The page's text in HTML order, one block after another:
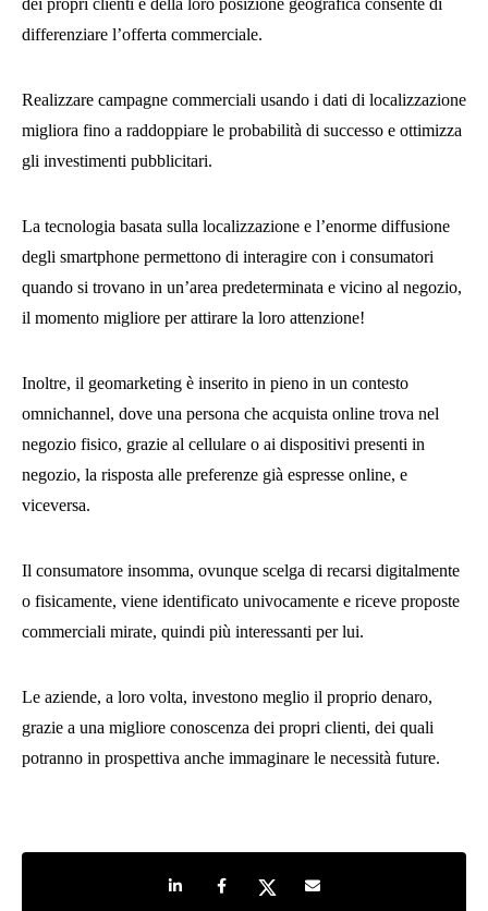
dei propri clienti e della loro posizione geografica consente di
differenziare l’offerta commerciale.
Realizzare campagne commerciali usando i dati di localizzazione
migliora fino a raddoppiare le probabilità di successo e ottimizza
gli investimenti pubblicitari.
La tecnologia basata sulla localizzazione e l’enorme diffusione
degli smartphone permettono di interagire con i consumatori
quando si trovano in un’area predeterminata e vicino al negozio,
il momento migliore per attirare la loro attenzione!
Inoltre, il geomarketing è inserito in pieno in un contesto
omnichannel, dove una persona che acquista online trova nel
negozio fisico, grazie al cellulare o ai dispositivi presenti in
negozio, la risposta alle preferenze già espresse online, e
viceversa.
Il consumatore insomma, ovunque scelga di recarsi digitalmente
o fisicamente, viene identificato univocamente e riceve proposte
commerciali mirate, quindi più interessanti per lui.
Le aziende, a loro volta, investono meglio il proprio denaro,
grazie a una migliore conoscenza dei propri clienti, dei quali
potranno in prospettiva anche immaginare le necessità future.
Share on LinkedIn
Share on Facebook
Share on TwitterShare by e-mail